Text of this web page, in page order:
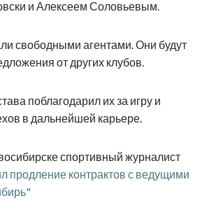
и Алексеем Соловьевым.
свободными агентами. Они будут
от других клубов.
поблагодарил их за игру и
в дальнейшей карьере.
спортивный журналист
продление контрактов с ведущими